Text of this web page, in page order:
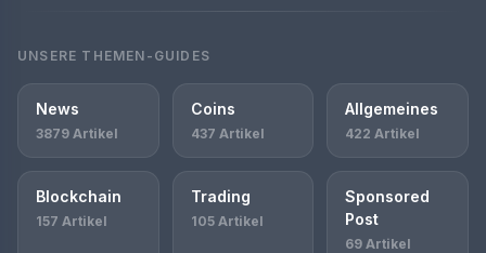
UNSERE THEMEN-GUIDES
News
3879 Artikel
Coins
437 Artikel
Allgemeines
422 Artikel
Blockchain
157 Artikel
Trading
105 Artikel
Sponsored
Post
69 Artikel